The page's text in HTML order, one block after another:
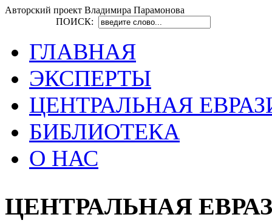
Авторский проект Владимира Парамонова
ПОИСК:
ГЛАВНАЯ
ЭКСПЕРТЫ
ЦЕНТРАЛЬНАЯ
БИБЛИОТЕКА
О НАС
ЦЕНТРАЛЬНАЯ